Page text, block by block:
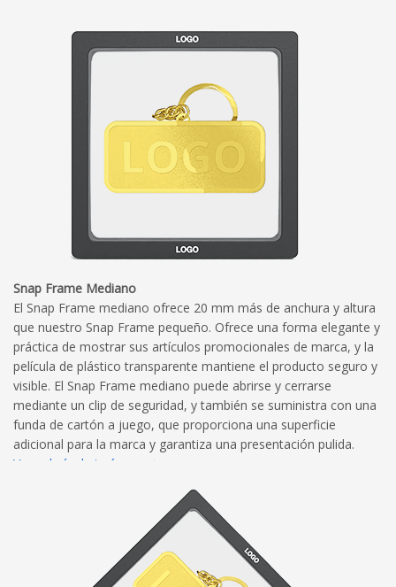
Snap Frame Mediano
El Snap Frame mediano ofrece 20 mm más de anchura y altura
que nuestro Snap Frame pequeño. Ofrece una forma elegante y
práctica de mostrar sus artículos promocionales de marca, y la
película de plástico transparente mantiene el producto seguro y
visible. El Snap Frame mediano puede abrirse y cerrarse
mediante un clip de seguridad, y también se suministra con una
funda de cartón a juego, que proporciona una superficie
adicional para la marca y garantiza una presentación pulida.
Ver galería de imágenes
Directrices de marca completas